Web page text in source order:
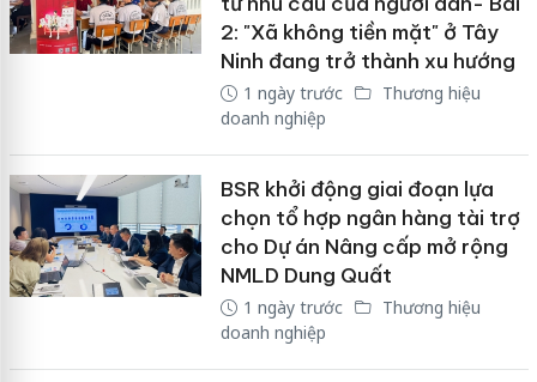
2: "Xã không tiền mặt" ở Tây
Ninh đang trở thành xu hướng
1 ngày trước
Thương hiệu
doanh nghiệp
BSR khởi động giai đoạn lựa
chọn tổ hợp ngân hàng tài trợ
cho Dự án Nâng cấp mở rộng
NMLD Dung Quất
1 ngày trước
Thương hiệu
doanh nghiệp